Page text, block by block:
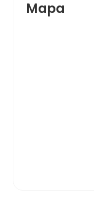
Mapa